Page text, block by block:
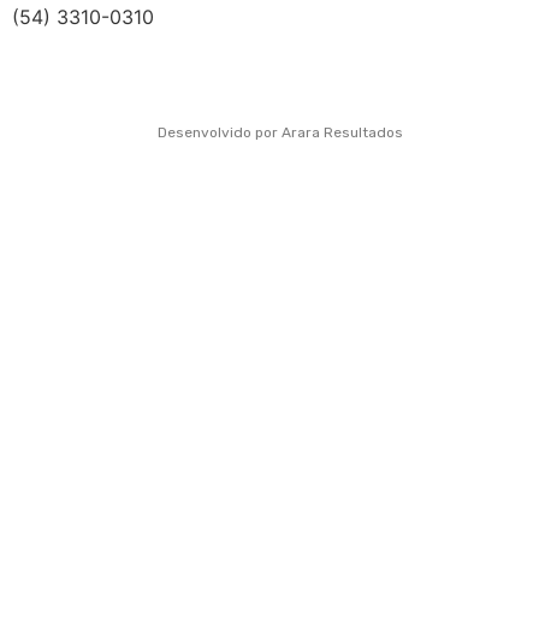
(54) 3310-0310
Desenvolvido por Arara Resultados